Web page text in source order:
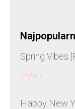
Spring Vibes
Czytaj »
Happy New